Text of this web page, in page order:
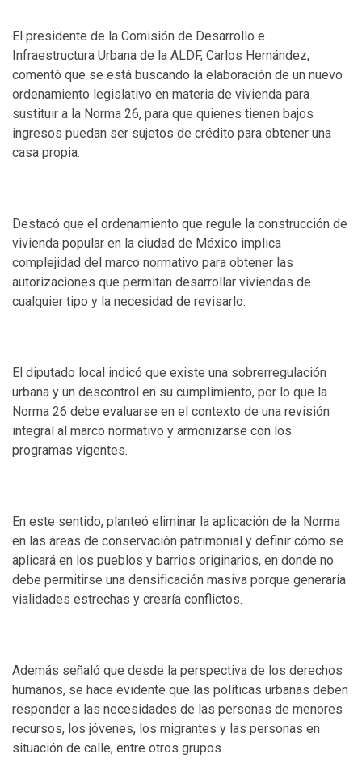
El presidente de la Comisión de Desarrollo e
Infraestructura Urbana de la ALDF, Carlos Hernández,
comentó que se está buscando la elaboración de un nuevo
ordenamiento legislativo en materia de vivienda para
sustituir a la Norma 26, para que quienes tienen bajos
ingresos puedan ser sujetos de crédito para obtener una
casa propia.
Destacó que el ordenamiento que regule la construcción de
vivienda popular en la ciudad de México implica
complejidad del marco normativo para obtener las
autorizaciones que permitan desarrollar viviendas de
cualquier tipo y la necesidad de revisarlo.
El diputado local indicó que existe una sobrerregulación
urbana y un descontrol en su cumplimiento, por lo que la
Norma 26 debe evaluarse en el contexto de una revisión
integral al marco normativo y armonizarse con los
programas vigentes.
En este sentido, planteó eliminar la aplicación de la Norma
en las áreas de conservación patrimonial y definir cómo se
aplicará en los pueblos y barrios originarios, en donde no
debe permitirse una densificación masiva porque generaría
vialidades estrechas y crearía conflictos.
Además señaló que desde la perspectiva de los derechos
humanos, se hace evidente que las políticas urbanas deben
responder a las necesidades de las personas de menores
recursos, los jóvenes, los migrantes y las personas en
situación de calle, entre otros grupos.